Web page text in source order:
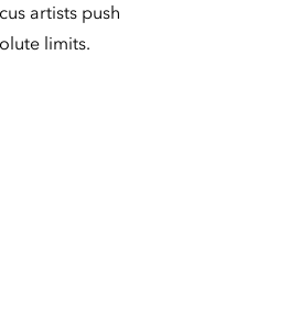
artists push
limits.